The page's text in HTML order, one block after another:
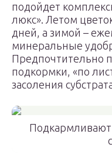
подойдет
люкс». Летом
дней, а зимой –
минеральные
Предпочтительно
подкормки, «по
засоления